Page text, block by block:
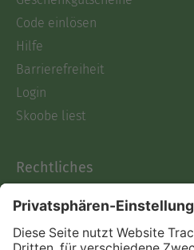
Code einlösen
Hilfe
Barrierefreiheit
Login
Skoobe liest
Rechtliches
AGB
Informationen nach Data